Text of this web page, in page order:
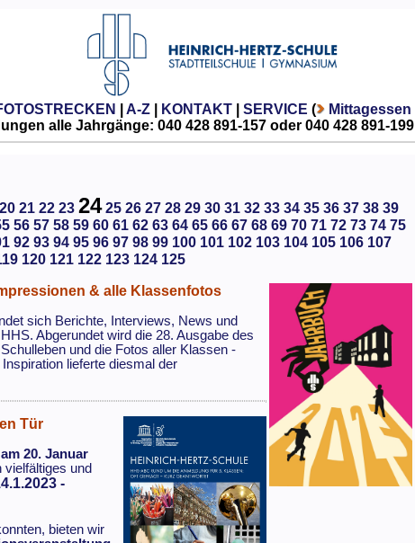
A-Z| KONTAKT| SERVICE ( Mittagessen
alle Jahrgänge: 040 428 891-157 oder 040 428 891-199
20 21 22 23 24 25 26 27 28 29 30 31 32 33 34 35 36 37 38 39
56 57 58 59 60 61 62 63 64 65 66 67 68 69 70 71 72 73 74 75
92 93 94 95 96 97 98 99 100 101 102 103 104 105 106 107
120 121 122 123 124 125
& alle Klassenfotos
sich Berichte, Interviews, News und
Abgerundet wird die 28. Ausgabe des
und die Fotos aller Klassen -
lieferte diesmal der
Tür
20. Januar
vielfältiges und
-
bieten wir